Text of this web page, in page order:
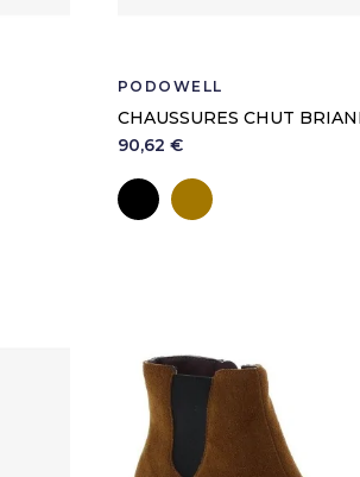
PODOWELL
CHAUSSURES CHUT
90,62 €
Noir Cappuccino